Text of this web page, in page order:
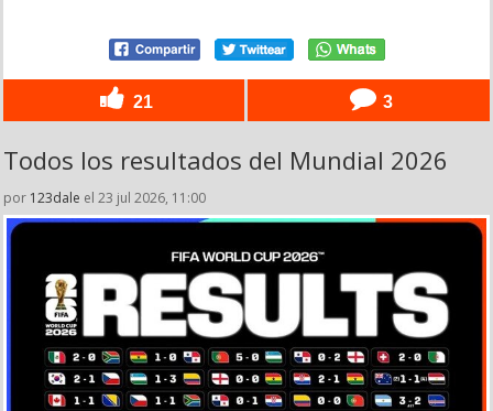
21 3
Todos los resultados del Mundial 2026
por 123dale el 23 jul 2026, 11:00